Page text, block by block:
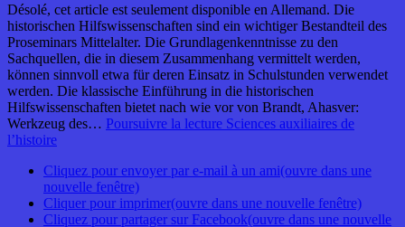
Désolé, cet article est seulement disponible en Allemand. Die
historischen Hilfswissenschaften sind ein wichtiger Bestandteil des
Proseminars Mittelalter. Die Grundlagenkenntnisse zu den
Sachquellen, die in diesem Zusammenhang vermittelt werden,
können sinnvoll etwa für deren Einsatz in Schulstunden verwendet
werden. Die klassische Einführung in die historischen
Hilfswissenschaften bietet nach wie vor von Brandt, Ahasver:
Werkzeug des… Poursuivre la lecture Sciences auxiliaires de
l’histoire
Cliquez pour envoyer par e-mail à un ami(ouvre dans une
nouvelle fenêtre)
Cliquer pour imprimer(ouvre dans une nouvelle fenêtre)
Cliquez pour partager sur Facebook(ouvre dans une nouvelle